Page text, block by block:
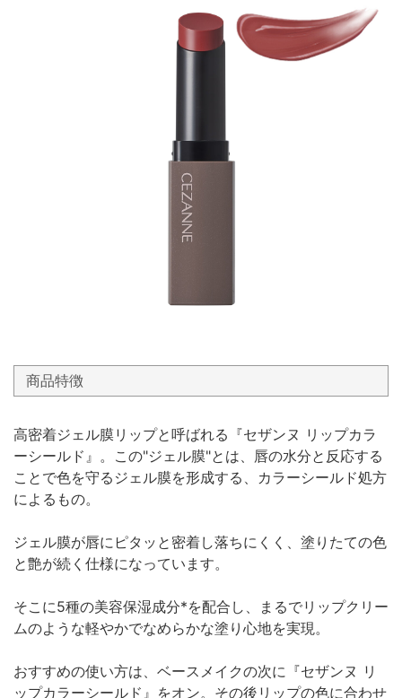
商品特徴
高密着ジェル膜リップと呼ばれる『セザンヌ リップカラ
ーシールド』。この"ジェル膜"とは、唇の水分と反応する
ことで色を守るジェル膜を形成する、カラーシールド処方
によるもの。
ジェル膜が唇にピタッと密着し落ちにくく、塗りたての色
と艶が続く仕様になっています。
そこに5種の美容保湿成分*を配合し、まるでリップクリー
ムのような軽やかでなめらかな塗り心地を実現。
おすすめの使い方は、ベースメイクの次に『セザンヌ リ
ップカラーシールド』をオン。その後リップの色に合わせ